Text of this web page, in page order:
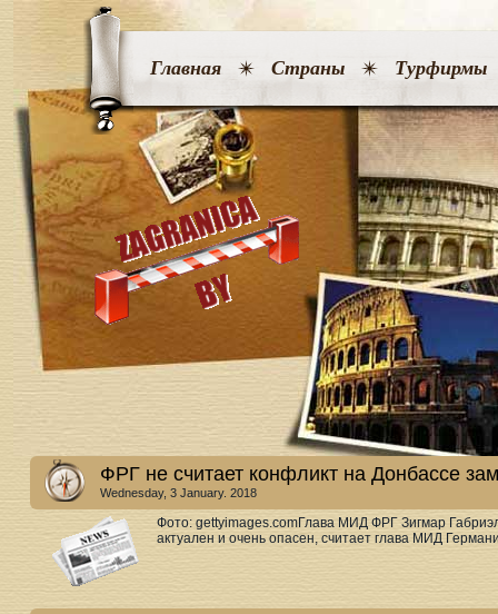
Главная Страны Турфирмы
ФРГ не считает конфликт на Донбассе
Wednesday, 3 January. 2018
Фото: gettyimages.comГлава МИД ФРГ Зигмар
актуален и очень опасен, считает глава МИД